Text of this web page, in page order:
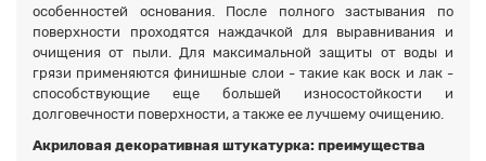
особенностей основания. После полного застывания по
поверхности проходятся наждачкой для выравнивания и
очищения от пыли. Для максимальной защиты от воды и
грязи применяются финишные слои - такие как воск и лак -
способствующие еще большей износостойкости и
долговечности поверхности, а также ее лучшему очищению.
Акриловая декоративная штукатурка: преимущества